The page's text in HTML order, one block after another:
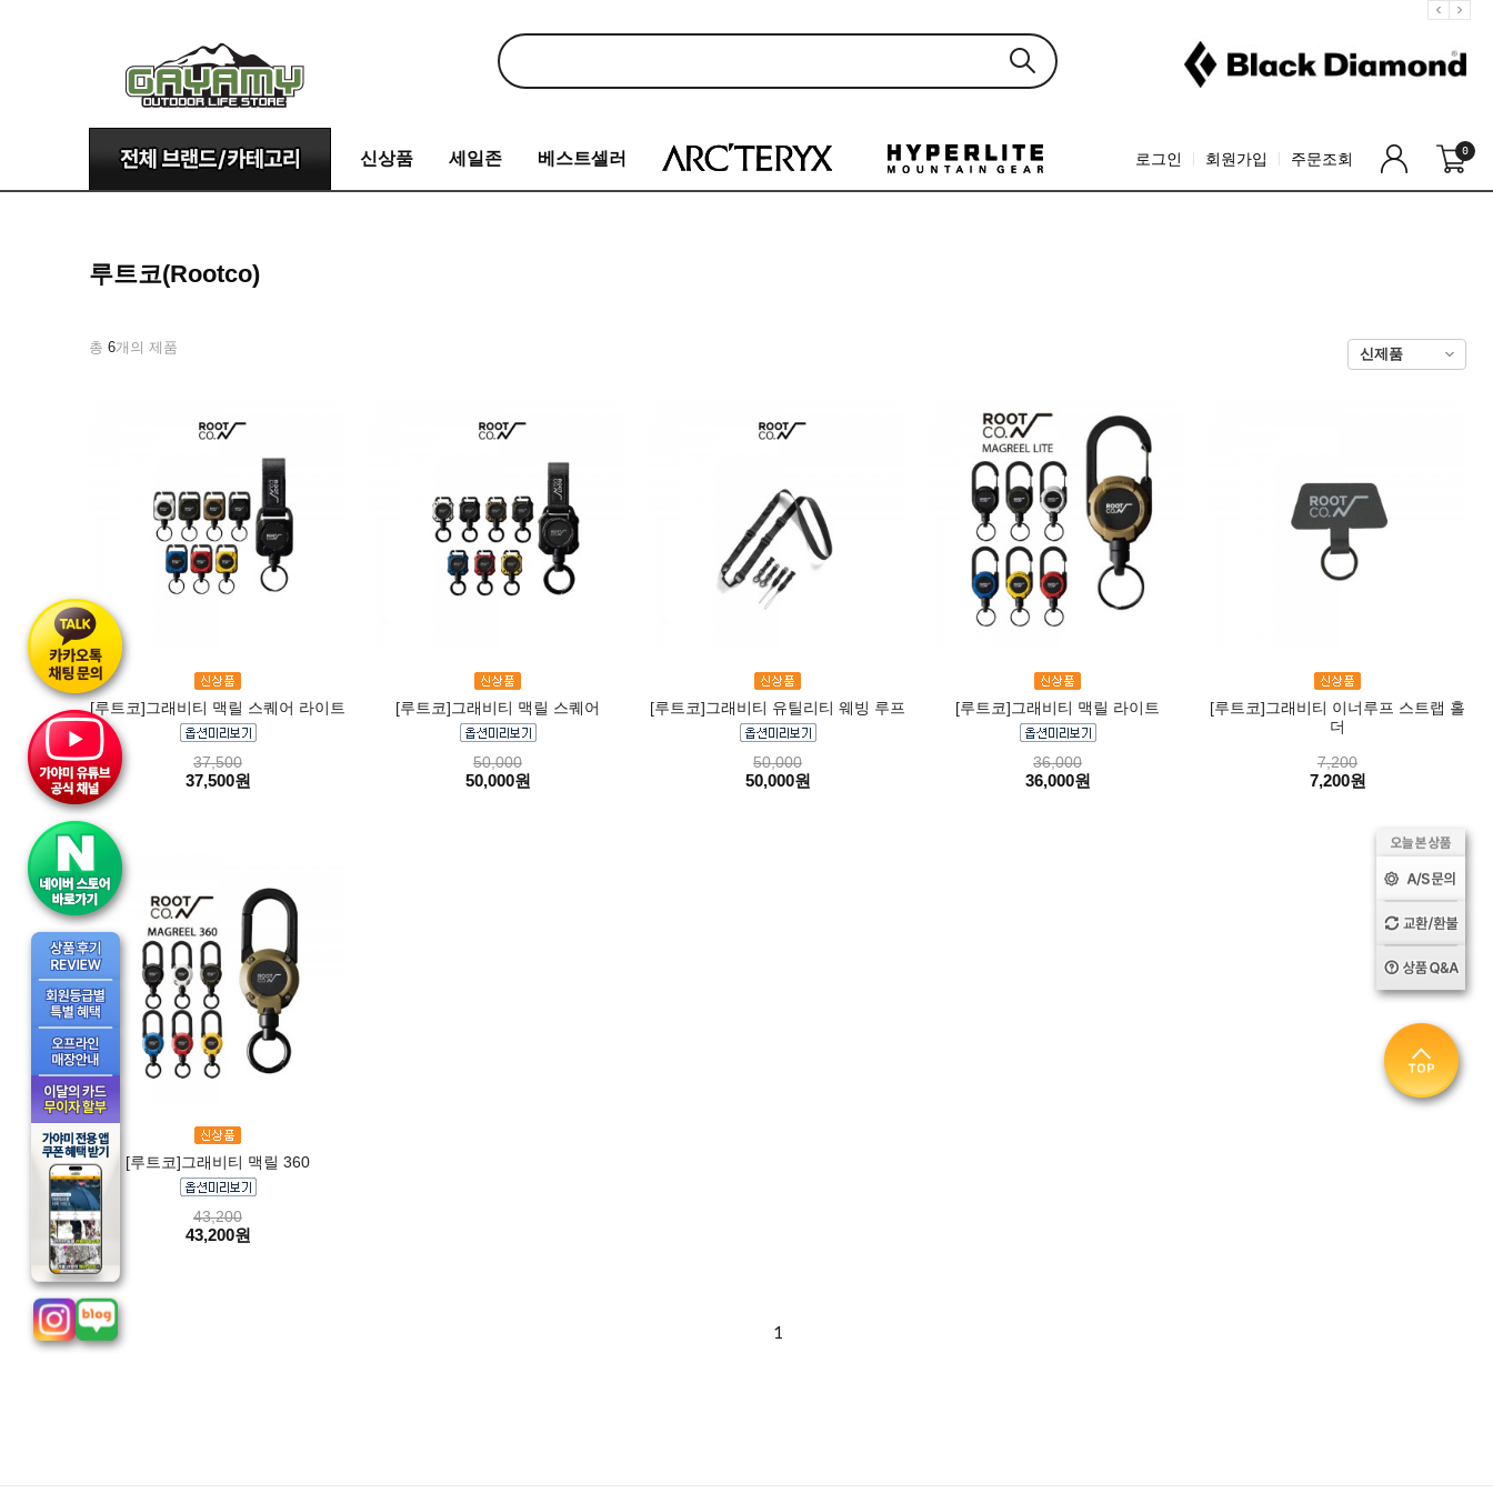
신상품 세일존 베스트셀러 로그인 회원가입 주문조회 0
루트코(Rootco)
총 6개의 제품
[루트코]그래비티 맥릴 스퀘어 라이트
37,500
37,500원
[루트코]그래비티 맥릴 스퀘어
50,000
50,000원
[루트코]그래비티 유틸리티 웨빙 루프
50,000
50,000원
[루트코]그래비티 맥릴 라이트
36,000
36,000원
[루트코]그래비티 이너루프 스트랩 홀
더
7,200
7,200원
[루트코]그래비티 맥릴 360
43,200
43,200원
1